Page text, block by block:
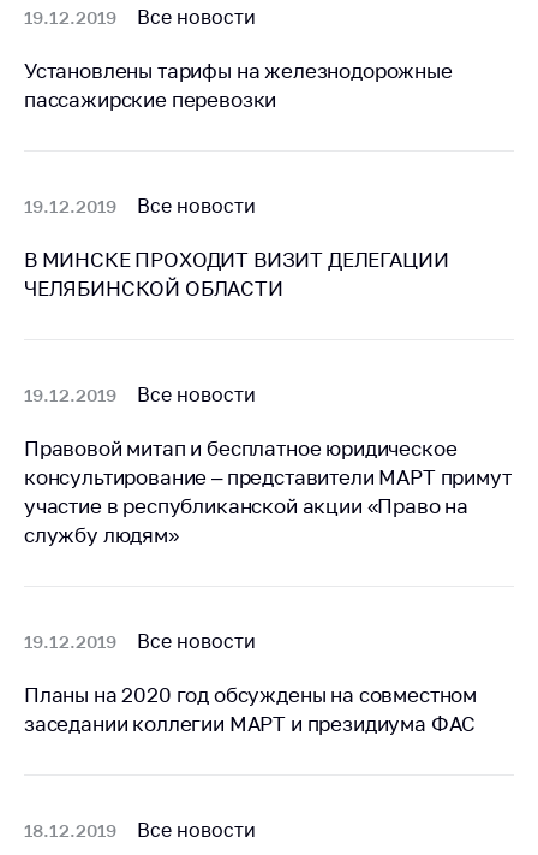
Адрес и режим
Приемная
Министра
Пресс-служба
государственный
орган
цен
Ценообразование
на лекарственные
средства, изделия
медицинского
назначения и
Решение Комиссии
факта нарушения
(отсутствия)
нарушения
Предостережения и
19.12.2019 Все новости
Установлены тарифы на железнодорожные
пассажирские перевозки
19.12.2019 Все новости
В МИНСКЕ ПРОХОДИТ ВИЗИТ ДЕЛЕГАЦИИ
ЧЕЛЯБИНСКОЙ ОБЛАСТИ
19.12.2019 Все новости
Правовой митап и бесплатное юридическое
консультирование – представители МАРТ примут
участие в республиканской акции «Право на
службу людям»
19.12.2019 Все новости
Планы на 2020 год обсуждены на совместном
заседании коллегии МАРТ и президиума ФАС
18.12.2019 Все новости